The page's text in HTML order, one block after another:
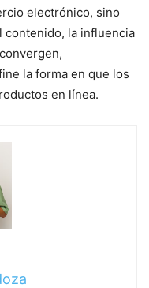
electrónico, sino
contenido, la influencia
la forma en que los
en línea.